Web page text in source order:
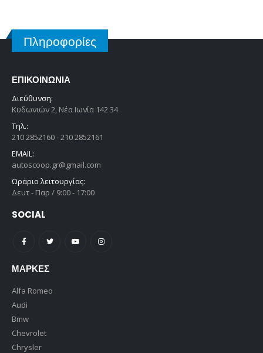
Πληροφορίες
ΕΠΙΚΟΙΝΩΝΊΑ
Διεύθυνση:
Κυδωνιών 2, Νέα Ιωνία 142 34
Τηλ.:
210 2852160 - 210 2852161
EMAIL:
autoscoop.gr@gmail.com
Ωράριο λειτουργίας:
Δευτ - Παρ / 9:00 - 17:00
SOCIAL
ΜΆΡΚΕΣ
Alfa Romeo
Audi
Bmw
Chevrolet
Chrysler